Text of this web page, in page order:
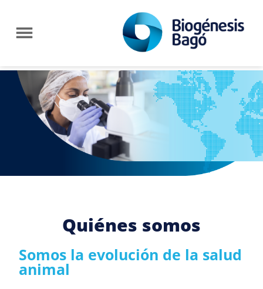
Quiénes somos
Somos la evolución de la salud
animal